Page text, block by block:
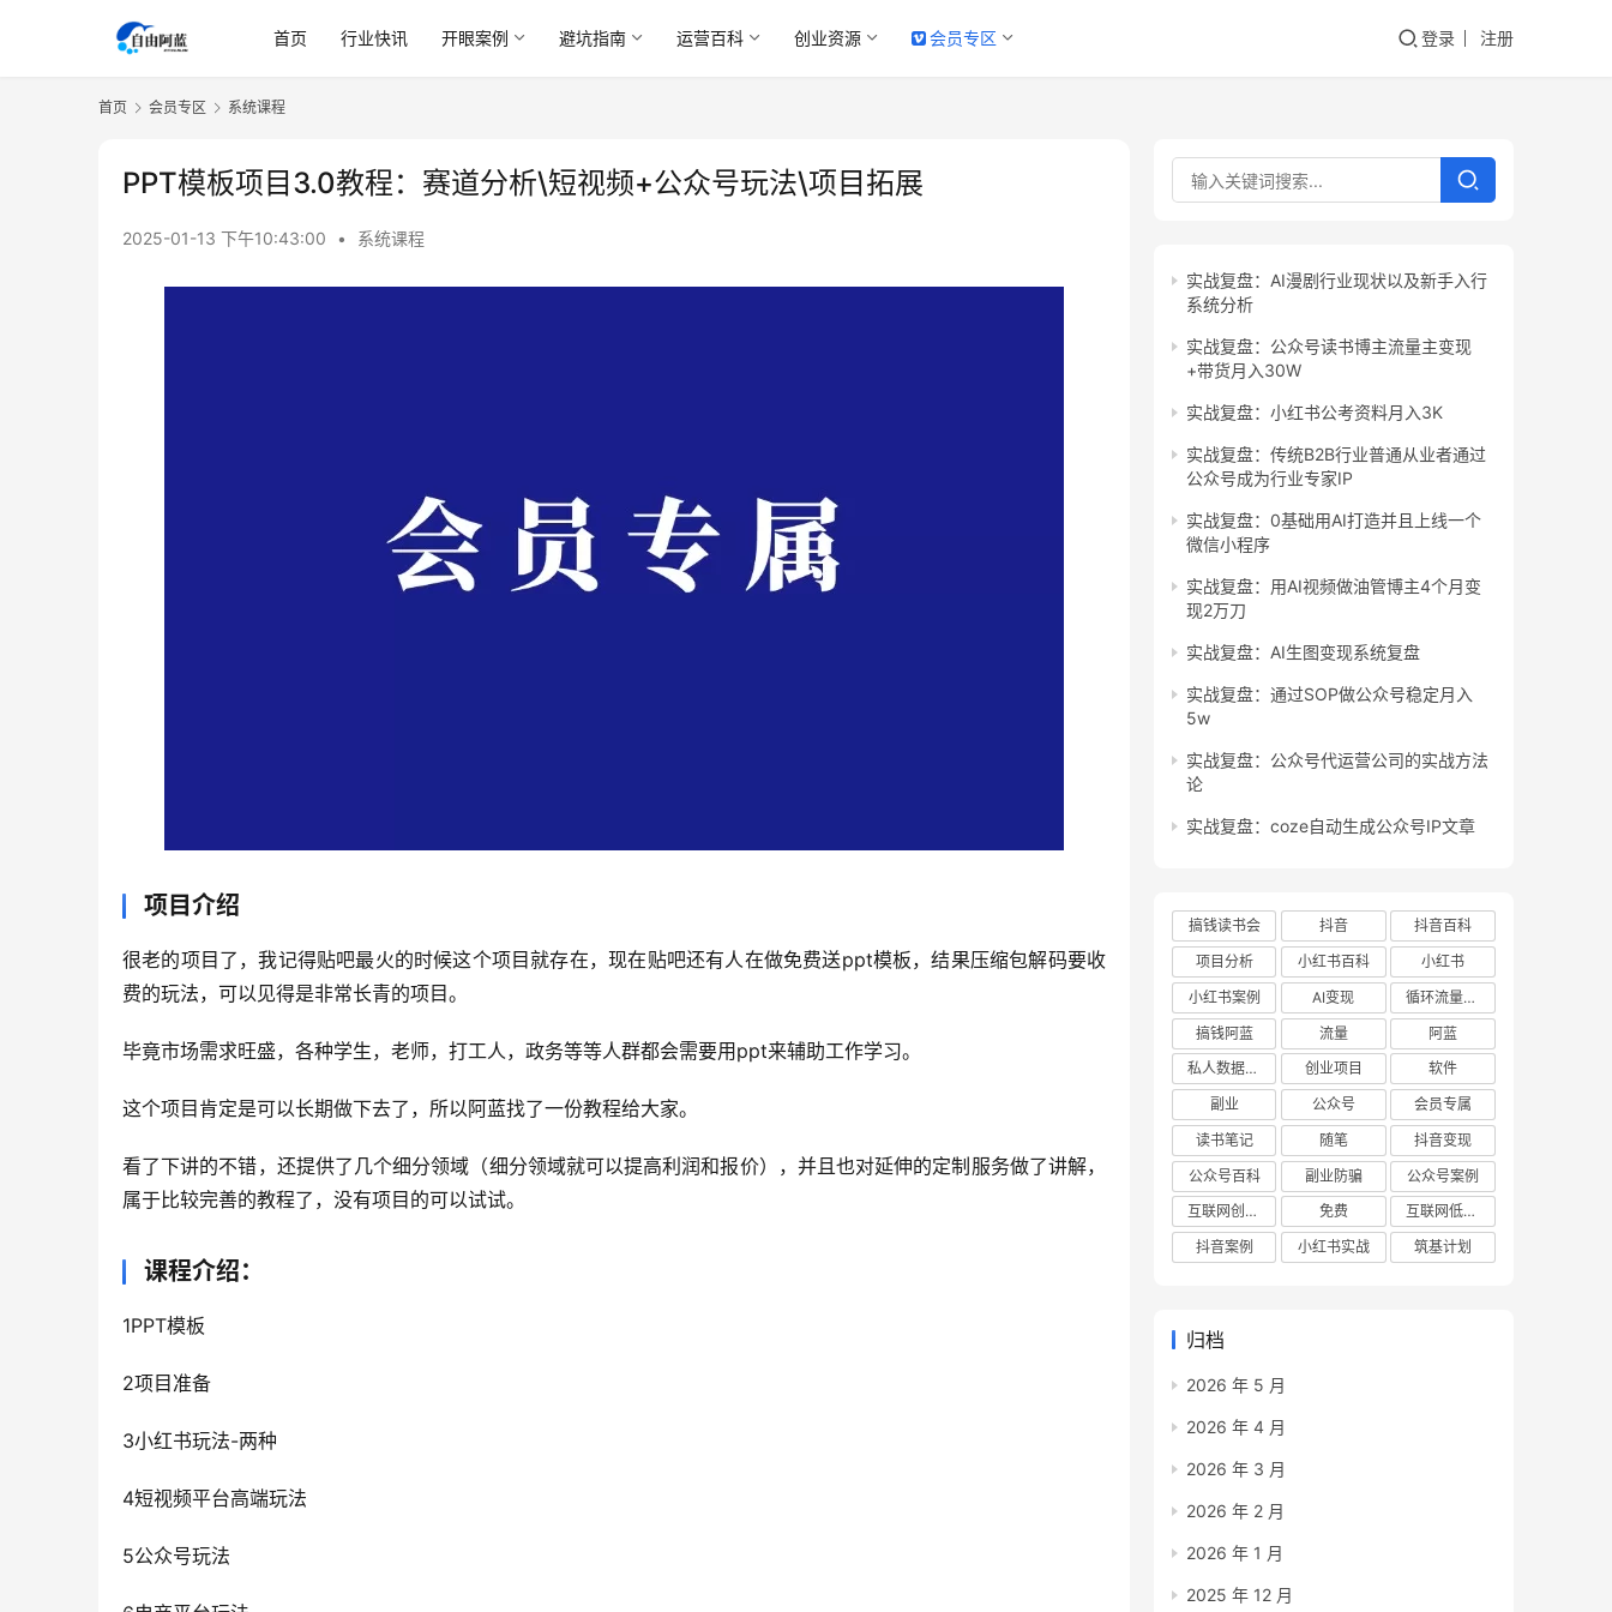
首页 行业快讯 开眼案例 避坑指南 运营百科 创业资源 会员专区 登录 注册
首页 会员专区 系统课程
PPT模板项目3.0教程：赛道分析\短视频+公众号玩法\项目拓展
2025-01-13 下午10:43:00 • 系统课程
项目介绍
很老的项目了，我记得贴吧最火的时候这个项目就存在，现在贴吧还有人在做免费送ppt模板，结果压缩包解码要收
费的玩法，可以见得是非常长青的项目。
毕竟市场需求旺盛，各种学生，老师，打工人，政务等等人群都会需要用ppt来辅助工作学习。
这个项目肯定是可以长期做下去了，所以阿蓝找了一份教程给大家。
看了下讲的不错，还提供了几个细分领域（细分领域就可以提高利润和报价），并且也对延伸的定制服务做了讲解，
属于比较完善的教程了，没有项目的可以试试。
课程介绍：
1PPT模板
2项目准备
3小红书玩法-两种
4短视频平台高端玩法
5公众号玩法
实战复盘：AI漫剧行业现状以及新手入行
系统分析
实战复盘：公众号读书博主流量主变现
+带货月入30W
实战复盘：小红书公考资料月入3K
实战复盘：传统B2B行业普通从业者通过
公众号成为行业专家IP
实战复盘：0基础用AI打造并且上线一个
微信小程序
实战复盘：用AI视频做油管博主4个月变
现2万刀
实战复盘：AI生图变现系统复盘
实战复盘：通过SOP做公众号稳定月入
5w
实战复盘：公众号代运营公司的实战方法
论
实战复盘：coze自动生成公众号IP文章
搞钱读书会 抖音
抖音百科
项目分析
小红书百科
小红书
小红书案例
AI变现
循环流量实验室
搞钱阿蓝
流量
阿蓝
私人数据库项目
创业项目
软件
副业
公众号
会员专属
读书笔记
随笔
抖音变现
公众号百科
副业防骗
公众号案例
互联网创业项目
免费
互联网低成本创业项目
抖音案例
小红书实战 筑基计划
归档
2026 年 5 月
2026 年 4 月
2026 年 3 月
2026 年 2 月
2026 年 1 月
2025 年 12 月